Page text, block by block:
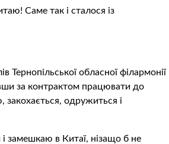
Саме так і сталося із
обласної філармонії
за контрактом працювати до
одружиться і
замешкаю в Китаї, нізащо б не